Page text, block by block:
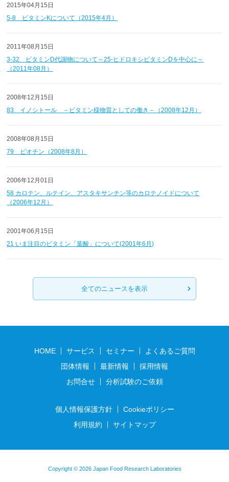
全てのニュースを表示
2015年04月15日
5-8 ビタミンKについて（2015年4月）
2011年08月15日
3-32 ビタミンD代謝物について～25-ヒドロキシビタミンDを中心に～
（2011年08月）
2008年12月15日
83 イノシトール －ビタミン様物質としての働き－（2008年12月）
2008年08月15日
79 ビオチン（2008年8月）
2006年12月01日
58 カロテン、ルテイン、アスタキサンチン等のカロテノイドについて
（2006年12月）
2001年06月15日
21 いま注目のビタミン「葉酸」について(2001年6月)
HOME サービス セミナー
よくあるご質問
団体情報
最新情報
採用情報
お問合せ
分析試験のご依頼
個人情報保護方針
Cookieポリシー
利用規約
サイトマップ
Copyright © 2026 Japan Food Research Laboratories